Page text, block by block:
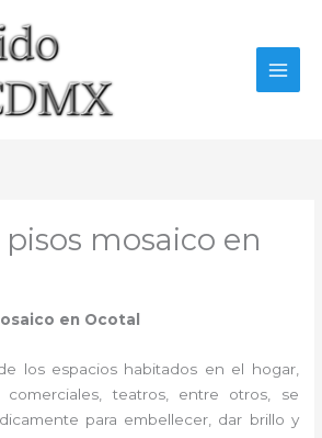
mosaico en
en Ocotal
los espacios habitados en el hogar,
comerciales, teatros, entre otros, se
para embellecer, dar brillo y